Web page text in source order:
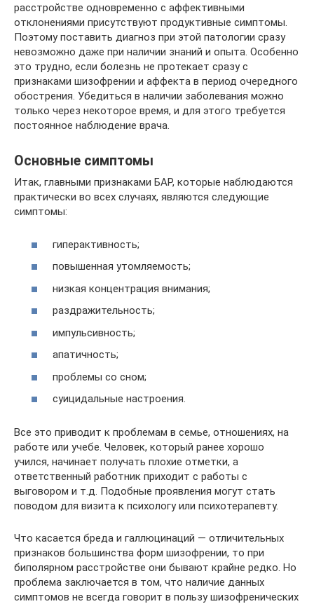
расстройстве одновременно с аффективными
отклонениями присутствуют продуктивные симптомы.
Поэтому поставить диагноз при этой патологии сразу
невозможно даже при наличии знаний и опыта. Особенно
это трудно, если болезнь не протекает сразу с
признаками шизофрении и аффекта в период очередного
обострения. Убедиться в наличии заболевания можно
только через некоторое время, и для этого требуется
постоянное наблюдение врача.
Основные симптомы
Итак, главными признаками БАР, которые наблюдаются
практически во всех случаях, являются следующие
симптомы:
гиперактивность;
повышенная утомляемость;
низкая концентрация внимания;
раздражительность;
импульсивность;
апатичность;
проблемы со сном;
суицидальные настроения.
Все это приводит к проблемам в семье, отношениях, на
работе или учебе. Человек, который ранее хорошо
учился, начинает получать плохие отметки, а
ответственный работник приходит с работы с
выговором и т.д. Подобные проявления могут стать
поводом для визита к психологу или психотерапевту.
Что касается бреда и галлюцинаций — отличительных
признаков большинства форм шизофрении, то при
биполярном расстройстве они бывают крайне редко. Но
проблема заключается в том, что наличие данных
симптомов не всегда говорит в пользу шизофренических